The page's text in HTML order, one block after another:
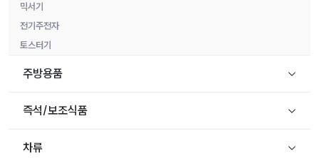
믹서기
전기주전자
토스터기
주방용품
즉석/보조식품
차류